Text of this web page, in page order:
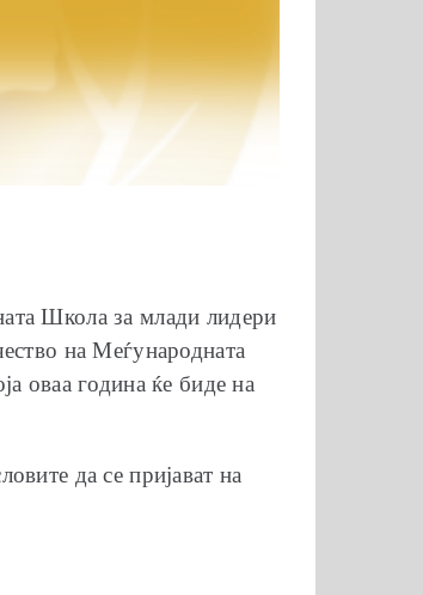
Школа за млади лидери
на Меѓународната
оваа година ќе биде на
да се пријават на